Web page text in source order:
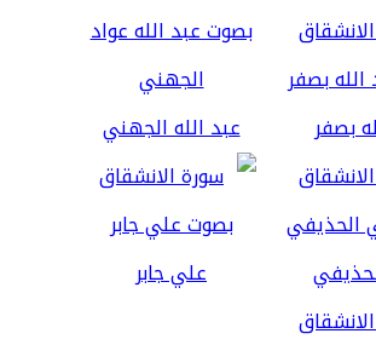
بصفر عبد الله الجهني
علي جابر